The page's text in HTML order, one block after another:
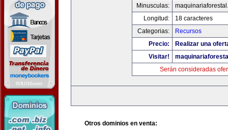
Minusculas:
Longitud:
18 caracteres
Categorias:
Recursos
Precio:
Realizar una
Visitar!
Serán consideradas
Otros dominios en venta: